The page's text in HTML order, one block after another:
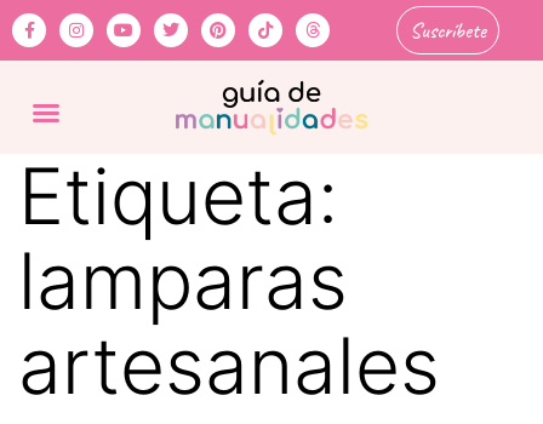
Suscríbete
Etiqueta:
lamparas
artesanales